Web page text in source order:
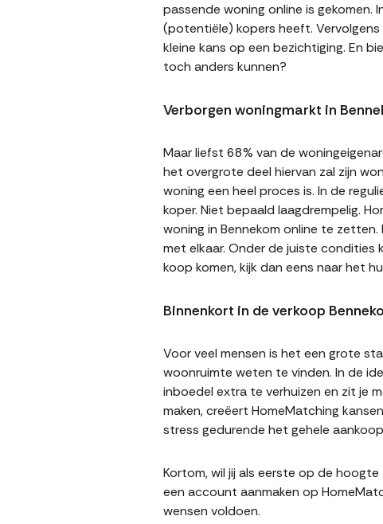
passende woning online is gekomen.
(potentiële) kopers heeft.
kleine kans op een bezichtiging. En
toch anders kunnen?
Verborgen woningmarkt in
Maar liefst 68% van de
het overgrote deel hiervan zal zijn
woning een heel proces is. In de
koper. Niet bepaald laagdrempelig.
woning in Bennekom online te
met elkaar. Onder de juiste condities
koop komen, kijk dan eens naar het
Binnenkort in de verkoop
Voor veel mensen is het een grote
woonruimte weten te vinden. In de
inboedel extra te verhuizen en zit je
maken, creëert HomeMatching
stress gedurende het gehele
Kortom, wil jij als eerste op de
een account aanmaken op
wensen voldoen.